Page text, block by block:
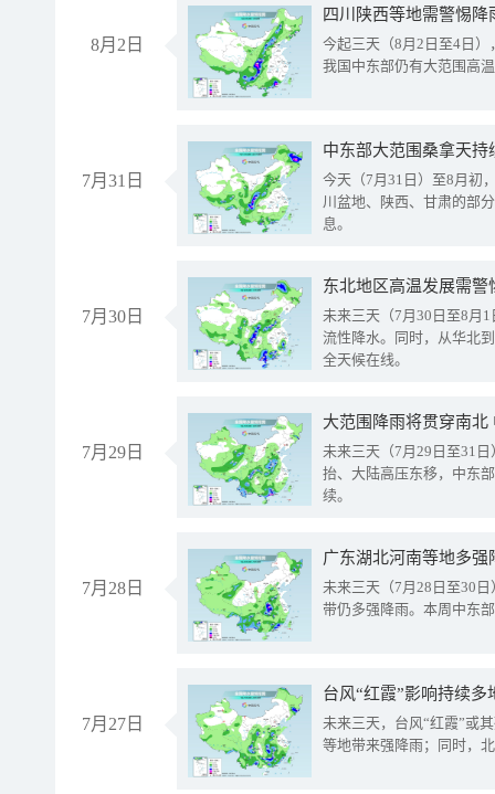
8月2日
今起三天（8月2日至4日
我国中东部仍有大范围高
7月31日
中东部大范围桑拿天
今天（7月31日）至8月初
川盆地、陕西、甘肃的部
息。
7月30日
东北地区高温发展需
未来三天（7月30日至8月
流性降水。同时，从华北
全天候在线。
7月29日
大范围降雨将贯穿南
未来三天（7月29日至31
抬、大陆高压东移，中东
续。
7月28日
广东湖北河南等地多
未来三天（7月28日至30
带仍多强降雨。本周中东
7月27日
台风“红霞”影响持续
未来三天，台风“红霞”或
等地带来强降雨；同时，